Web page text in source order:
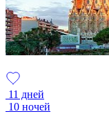
11 дней
10 ночей